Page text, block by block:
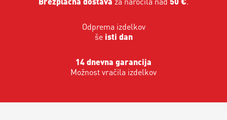
Odprema izdelkov
še isti dan
14 dnevna garancija
Možnost vračila izdelkov